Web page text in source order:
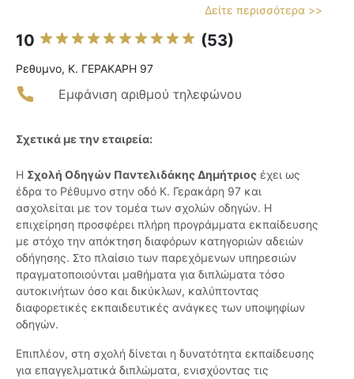
Δείτε περισσότερα >>
10 (53)
Ρεθυμνο, Κ. ΓΕΡΑΚΑΡΗ 97
Εμφάνιση αριθμού τηλεφώνου
Σχετικά με την εταιρεία:
Η Σχολή Οδηγών Παντελιδάκης Δημήτριος έχει ως
έδρα το Ρέθυμνο στην οδό Κ. Γερακάρη 97 και
ασχολείται με τον τομέα των σχολών οδηγών. Η
επιχείρηση προσφέρει πλήρη προγράμματα εκπαίδευσης
με στόχο την απόκτηση διαφόρων κατηγοριών αδειών
οδήγησης. Στο πλαίσιο των παρεχόμενων υπηρεσιών
πραγματοποιούνται μαθήματα για διπλώματα τόσο
αυτοκινήτων όσο και δικύκλων, καλύπτοντας
διαφορετικές εκπαιδευτικές ανάγκες των υποψηφίων
οδηγών.
Επιπλέον, στη σχολή δίνεται η δυνατότητα εκπαίδευσης
για επαγγελματικά διπλώματα, ενισχύοντας τις